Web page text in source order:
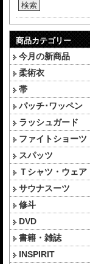
検索
商品カテゴリー
今月の新商品
柔術衣
帯
パッチ･ワッペン
ラッシュガード
ファイトショーツ
スパッツ
Ｔシャツ・ウェア
サウナスーツ
修斗
DVD
書籍・雑誌
INSPIRIT